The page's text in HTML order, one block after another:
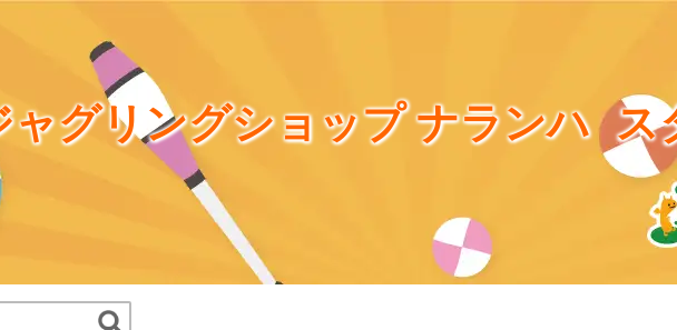
ャグリングショップ ナランハ ス